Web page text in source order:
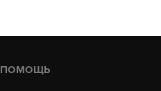
ПОМОЩЬ